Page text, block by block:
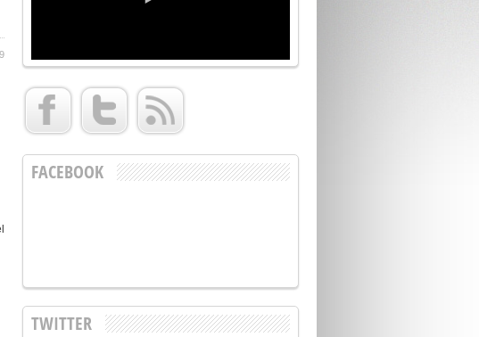
FACEBOOK
TWITTER